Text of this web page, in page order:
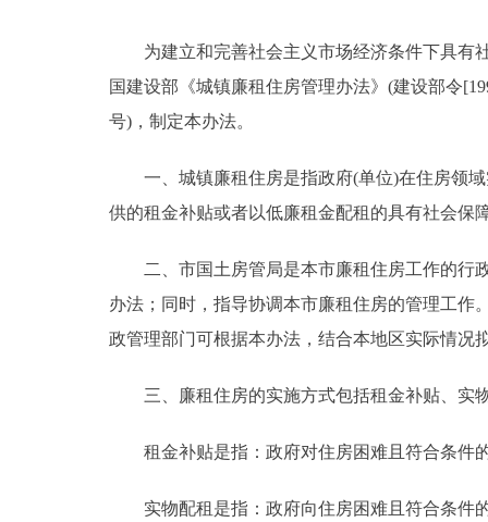
12345网上接诉即办
走进北京
北京概况
绿色北京
DEUTSCH
为建立和完善社会主义市场经济条件下具有社
国建设部《城镇廉租住房管理办法》(建设部令
号)，制定本办法。
一、城镇廉租住房是指政府(单位)在住房领域
供的租金补贴或者以低廉租金配租的具有社会保
二、市国土房管局是本市廉租住房工作的行政
办法；同时，指导协调本市廉租住房的管理工作
政管理部门可根据本办法，结合本地区实际情况
三、廉租住房的实施方式包括租金补贴、实
租金补贴是指：政府对住房困难且符合条件
实物配租是指：政府向住房困难且符合条件